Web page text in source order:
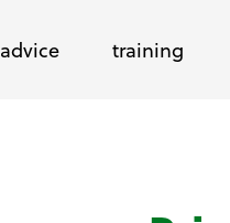
advice training